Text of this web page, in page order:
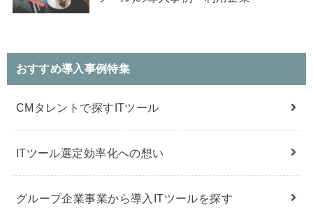
おすすめ導入事例特集
CMタレントで探すITツール
ITツール選定効率化への想い
グループ企業事業から導入ITツールを探す